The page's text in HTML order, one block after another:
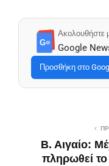
G≡
Ακολουθήστε
Google
Προσθήκη στο
Β. Αιγαίο:
πληρωθεί